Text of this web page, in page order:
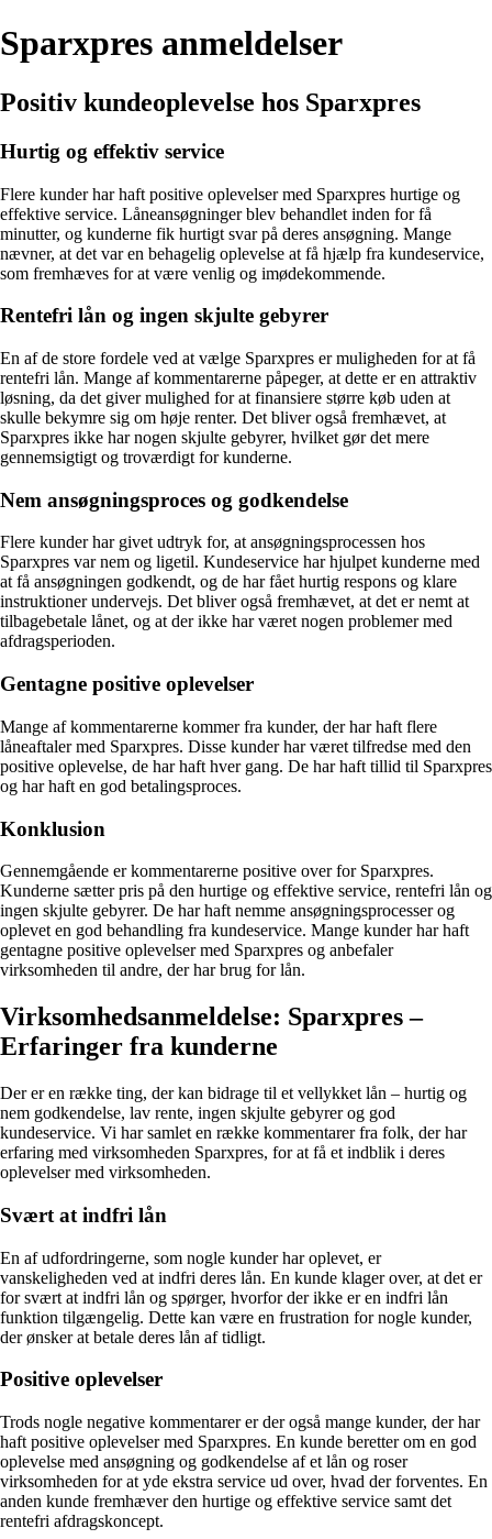
Sparxpres anmeldelser
Positiv kundeoplevelse hos Sparxpres
Hurtig og effektiv service
Flere kunder har haft positive oplevelser med Sparxpres hurtige og
effektive service. Låneansøgninger blev behandlet inden for få
minutter, og kunderne fik hurtigt svar på deres ansøgning. Mange
nævner, at det var en behagelig oplevelse at få hjælp fra kundeservice,
som fremhæves for at være venlig og imødekommende.
Rentefri lån og ingen skjulte gebyrer
En af de store fordele ved at vælge Sparxpres er muligheden for at få
rentefri lån. Mange af kommentarerne påpeger, at dette er en attraktiv
løsning, da det giver mulighed for at finansiere større køb uden at
skulle bekymre sig om høje renter. Det bliver også fremhævet, at
Sparxpres ikke har nogen skjulte gebyrer, hvilket gør det mere
gennemsigtigt og troværdigt for kunderne.
Nem ansøgningsproces og godkendelse
Flere kunder har givet udtryk for, at ansøgningsprocessen hos
Sparxpres var nem og ligetil. Kundeservice har hjulpet kunderne med
at få ansøgningen godkendt, og de har fået hurtig respons og klare
instruktioner undervejs. Det bliver også fremhævet, at det er nemt at
tilbagebetale lånet, og at der ikke har været nogen problemer med
afdragsperioden.
Gentagne positive oplevelser
Mange af kommentarerne kommer fra kunder, der har haft flere
låneaftaler med Sparxpres. Disse kunder har været tilfredse med den
positive oplevelse, de har haft hver gang. De har haft tillid til Sparxpres
og har haft en god betalingsproces.
Konklusion
Gennemgående er kommentarerne positive over for Sparxpres.
Kunderne sætter pris på den hurtige og effektive service, rentefri lån og
ingen skjulte gebyrer. De har haft nemme ansøgningsprocesser og
oplevet en god behandling fra kundeservice. Mange kunder har haft
gentagne positive oplevelser med Sparxpres og anbefaler
virksomheden til andre, der har brug for lån.
Virksomhedsanmeldelse: Sparxpres –
Erfaringer fra kunderne
Der er en række ting, der kan bidrage til et vellykket lån – hurtig og
nem godkendelse, lav rente, ingen skjulte gebyrer og god
kundeservice. Vi har samlet en række kommentarer fra folk, der har
erfaring med virksomheden Sparxpres, for at få et indblik i deres
oplevelser med virksomheden.
Svært at indfri lån
En af udfordringerne, som nogle kunder har oplevet, er
vanskeligheden ved at indfri deres lån. En kunde klager over, at det er
for svært at indfri lån og spørger, hvorfor der ikke er en indfri lån
funktion tilgængelig. Dette kan være en frustration for nogle kunder,
der ønsker at betale deres lån af tidligt.
Positive oplevelser
Trods nogle negative kommentarer er der også mange kunder, der har
haft positive oplevelser med Sparxpres. En kunde beretter om en god
oplevelse med ansøgning og godkendelse af et lån og roser
virksomheden for at yde ekstra service ud over, hvad der forventes. En
anden kunde fremhæver den hurtige og effektive service samt det
rentefri afdragskoncept.